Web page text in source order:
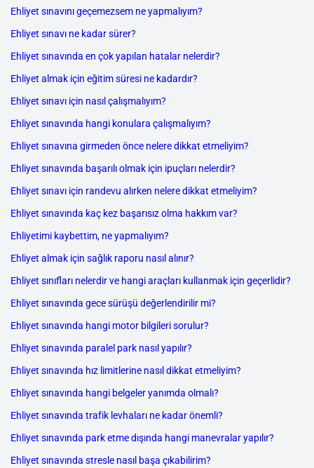
Ehliyet sınavını geçemezsem ne yapmalıyım?
Ehliyet sınavı ne kadar sürer?
Ehliyet sınavında en çok yapılan hatalar nelerdir?
Ehliyet almak için eğitim süresi ne kadardır?
Ehliyet sınavı için nasıl çalışmalıyım?
Ehliyet sınavında hangi konulara çalışmalıyım?
Ehliyet sınavına girmeden önce nelere dikkat etmeliyim?
Ehliyet sınavında başarılı olmak için ipuçları nelerdir?
Ehliyet sınavı için randevu alırken nelere dikkat etmeliyim?
Ehliyet sınavında kaç kez başarısız olma hakkım var?
Ehliyetimi kaybettim, ne yapmalıyım?
Ehliyet almak için sağlık raporu nasıl alınır?
Ehliyet sınıfları nelerdir ve hangi araçları kullanmak için geçerlidir?
Ehliyet sınavında gece sürüşü değerlendirilir mi?
Ehliyet sınavında hangi motor bilgileri sorulur?
Ehliyet sınavında paralel park nasıl yapılır?
Ehliyet sınavında hız limitlerine nasıl dikkat etmeliyim?
Ehliyet sınavında hangi belgeler yanımda olmalı?
Ehliyet sınavında trafik levhaları ne kadar önemli?
Ehliyet sınavında park etme dışında hangi manevralar yapılır?
Ehliyet sınavında stresle nasıl başa çıkabilirim?